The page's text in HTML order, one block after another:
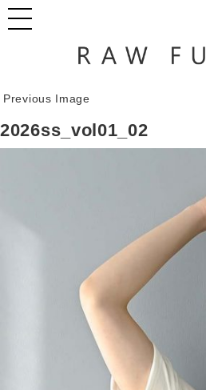
Previous Image
2026ss_vol01_02